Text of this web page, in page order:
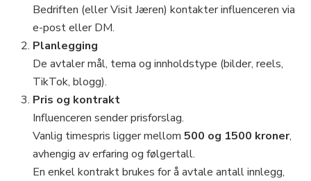
Bedriften (eller Visit Jæren) kontakter influenceren via
e-post eller DM.
Planlegging
De avtaler mål, tema og innholdstype (bilder, reels,
TikTok, blogg).
Pris og kontrakt
Influenceren sender prisforslag.
Vanlig timespris ligger mellom 500 og 1500 kroner,
avhengig av erfaring og følgertall.
En enkel kontrakt brukes for å avtale antall innlegg,